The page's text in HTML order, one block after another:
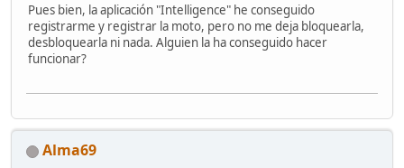
Pues bien, la aplicación "Intelligence" he conseguido
registrarme y registrar la moto, pero no me deja bloquearla,
desbloquearla ni nada. Alguien la ha conseguido hacer
funcionar?
Alma69